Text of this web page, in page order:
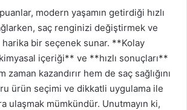
modern yaşamın getirdiği hızlı
saç renginizi değiştirmek ve
harika bir seçenek sunar. **Kolay
içeriği** ve **hızlı sonuçları**
kazandırır hem de saç sağlığını
ürün seçimi ve dikkatli uygulama ile
ulaşmak mümkündür. Unutmayın ki,